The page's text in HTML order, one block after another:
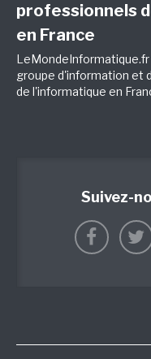
professionnels
en France
groupe d'information et
de l'informatique en
Suivez-